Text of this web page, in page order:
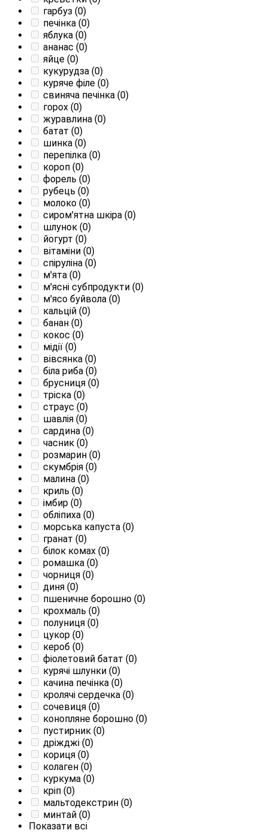
гарбуз (0)
печінка (0)
яблука (0)
ананас (0)
яйце (0)
кукурудза (0)
куряче філе (0)
свиняча печінка (0)
горох (0)
журавлина (0)
батат (0)
шинка (0)
перепілка (0)
короп (0)
форель (0)
рубець (0)
молоко (0)
сиром'ятна шкіра (0)
шлунок (0)
йогурт (0)
вітаміни (0)
спіруліна (0)
м'ята (0)
м'ясні субпродукти (0)
м'ясо буйвола (0)
кальцій (0)
банан (0)
кокос (0)
мідії (0)
вівсянка (0)
біла риба (0)
брусниця (0)
тріска (0)
страус (0)
шавлія (0)
сардина (0)
часник (0)
розмарин (0)
скумбрія (0)
малина (0)
криль (0)
імбир (0)
обліпиха (0)
морська капуста (0)
гранат (0)
білок комах (0)
ромашка (0)
чорниця (0)
диня (0)
пшеничне борошно (0)
крохмаль (0)
полуниця (0)
цукор (0)
кероб (0)
фіолетовий батат (0)
курячі шлунки (0)
качина печінка (0)
кролячі сердечка (0)
сочевиця (0)
конопляне борошно (0)
пустирник (0)
дріжджі (0)
кориця (0)
колаген (0)
куркума (0)
кріп (0)
мальтодекстрин (0)
минтай (0)
Показати всі